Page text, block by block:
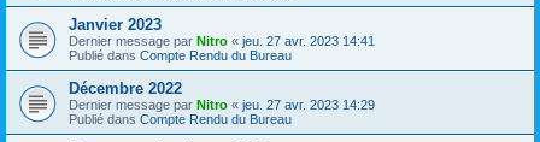
Janvier 2023
Dernier message par Nitro « jeu. 27 avr. 2023 14:41
Publié dans Compte Rendu du Bureau
Décembre 2022
Dernier message par Nitro « jeu. 27 avr. 2023 14:29
Publié dans Compte Rendu du Bureau